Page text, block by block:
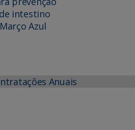
intestino
Azul
Anuais